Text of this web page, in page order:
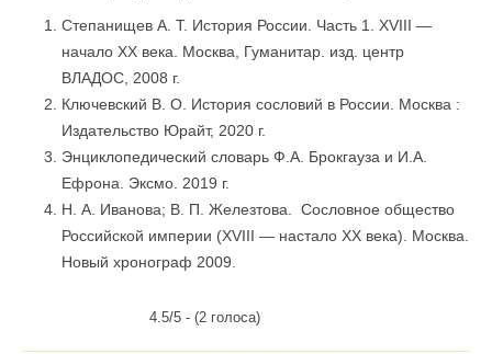
Степанищев А. Т. История России. Часть 1. XVIII —
начало XX века. Москва, Гуманитар. изд. центр
ВЛАДОС, 2008 г.
Ключевский В. О. История сословий в России. Москва :
Издательство Юрайт, 2020 г.
Энциклопедический словарь Ф.А. Брокгауза и И.А.
Ефрона. Эксмо. 2019 г.
Н. А. Иванова‎‎; ‎‎В. П. Железтова. ‎ ‎Сословное общество
Российской империи (XVIII — настало XX века)‎. Москва.
Новый хронограф 2009.
4.5/5 - (2 голоса)